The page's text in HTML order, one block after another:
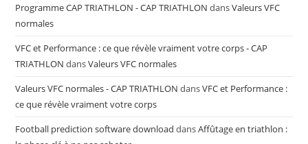
Programme CAP TRIATHLON - CAP TRIATHLON dansValeurs VFC
normales
VFC et Performance : ce que révèle vraiment votre corps - CAP
TRIATHLON dansValeurs VFC normales
Valeurs VFC normales - CAP TRIATHLON dansVFC et Performance :
ce que révèle vraiment votre corps
Football prediction software download dansAffûtage en triathlon :